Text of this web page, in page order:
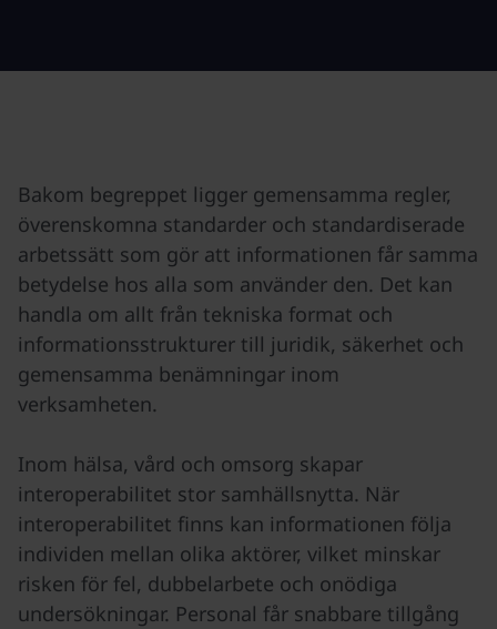
Bakom begreppet ligger gemensamma regler,
överenskomna standarder och standardiserade
arbetssätt som gör att informationen får samma
betydelse hos alla som använder den. Det kan
handla om allt från tekniska format och
informationsstrukturer till juridik, säkerhet och
gemensamma benämningar inom
verksamheten.
Inom hälsa, vård och omsorg skapar
interoperabilitet stor samhällsnytta. När
interoperabilitet finns kan informationen följa
individen mellan olika aktörer, vilket minskar
risken för fel, dubbelarbete och onödiga
undersökningar. Personal får snabbare tillgång